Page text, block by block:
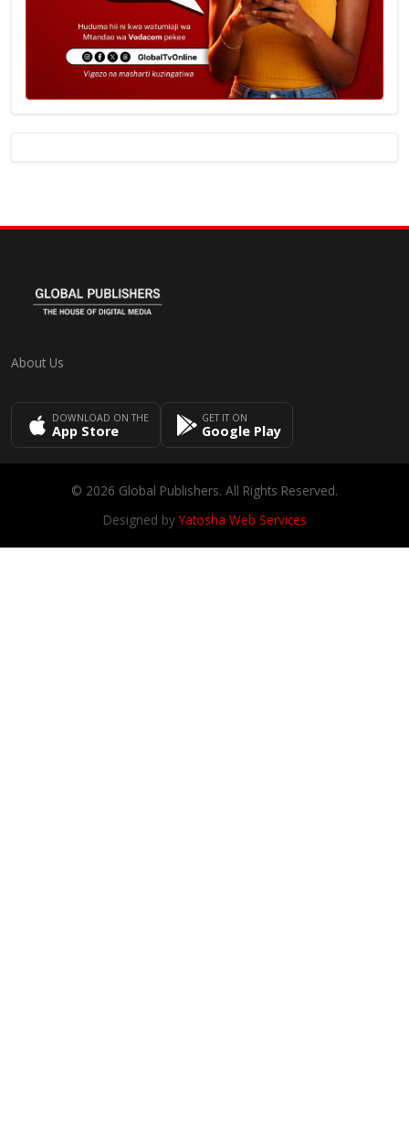
About Us
DOWNLOAD ON THE
App Store
GET IT ON
Google Play
© 2026 Global Publishers. All Rights Reserved.
Designed byYatosha Web Services